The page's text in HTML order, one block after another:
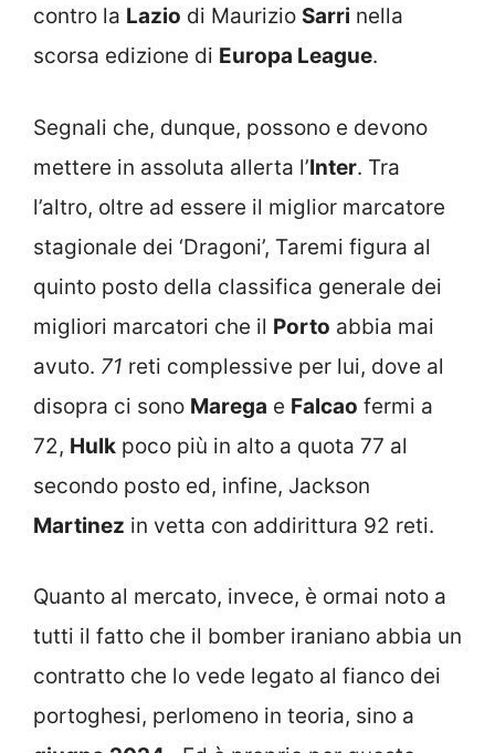
contro la Lazio di Maurizio Sarri nella
scorsa edizione di Europa League.
Segnali che, dunque, possono e devono
mettere in assoluta allerta l’Inter. Tra
l’altro, oltre ad essere il miglior marcatore
stagionale dei ‘Dragoni’, Taremi figura al
quinto posto della classifica generale dei
migliori marcatori che il Porto abbia mai
avuto. 71 reti complessive per lui, dove al
disopra ci sono Marega e Falcao fermi a
72, Hulk poco più in alto a quota 77 al
secondo posto ed, infine, Jackson
Martinez in vetta con addirittura 92 reti.
Quanto al mercato, invece, è ormai noto a
tutti il fatto che il bomber iraniano abbia un
contratto che lo vede legato al fianco dei
portoghesi, perlomeno in teoria, sino a